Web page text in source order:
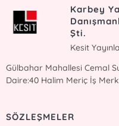
Karbey
Şti.
Kesit
Gülbahar Mahallesi Cemal
Daire:40 Halim Meriç İş
SÖZLEŞMELER